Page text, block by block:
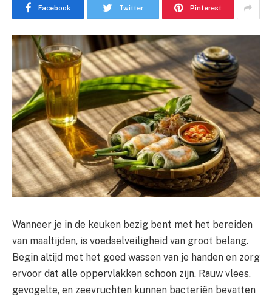
Facebook Twitter Pinterest
Wanneer je in de keuken bezig bent met het bereiden
van maaltijden, is voedselveiligheid van groot belang.
Begin altijd met het goed wassen van je handen en zorg
ervoor dat alle oppervlakken schoon zijn. Rauw vlees,
gevogelte, en zeevruchten kunnen bacteriën bevatten